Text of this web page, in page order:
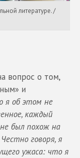
литературе. /
вопрос о том,
и
я об этом не
каждый
был похож на
говоря, я
ужаса: что я